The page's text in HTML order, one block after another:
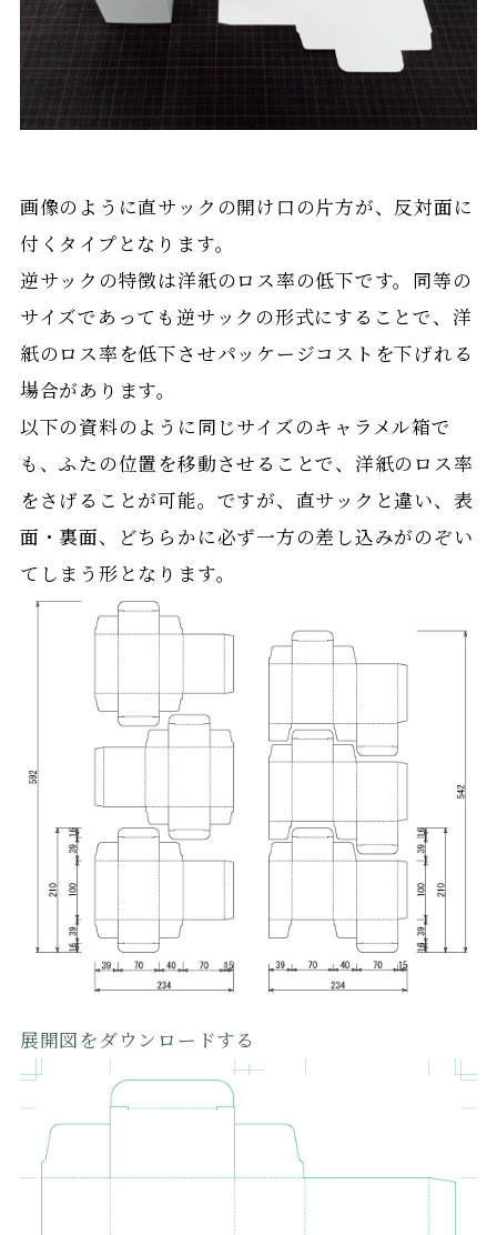
画像のように直サックの開け口の片方が、反対面に
付くタイプとなります。
逆サックの特徴は洋紙のロス率の低下です。同等の
サイズであっても逆サックの形式にすることで、洋
紙のロス率を低下させパッケージコストを下げれる
場合があります。
以下の資料のように同じサイズのキャラメル箱で
も、ふたの位置を移動させることで、洋紙のロス率
をさげることが可能。ですが、直サックと違い、表
面・裏面、どちらかに必ず一方の差し込みがのぞい
てしまう形となります。
展開図をダウンロードする